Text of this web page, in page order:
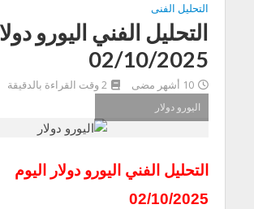
التحليل الفنى
التحليل الفني اليورو
02/10/2025
10 أشهر مضى
2 وقت القراءة بالدقيقة
اليورو دولار
التحليل الفني اليورو دولار اليوم
02/10/2025